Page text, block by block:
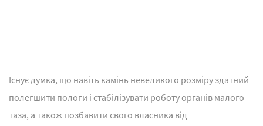
Існує думка, що навіть камінь невеликого розміру здатний
полегшити пологи і стабілізувати роботу органів малого
таза, а також позбавити свого власника від